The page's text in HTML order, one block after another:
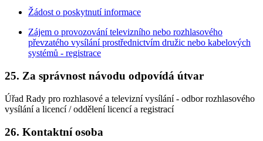
Žádost o poskytnutí informace
Zájem o provozování televizního nebo rozhlasového
převzatého vysílání prostřednictvím družic nebo kabelových
systémů - registrace
25. Za správnost návodu odpovídá útvar
Úřad Rady pro rozhlasové a televizní vysílání - odbor rozhlasového
vysílání a licencí / oddělení licencí a registrací
26. Kontaktní osoba